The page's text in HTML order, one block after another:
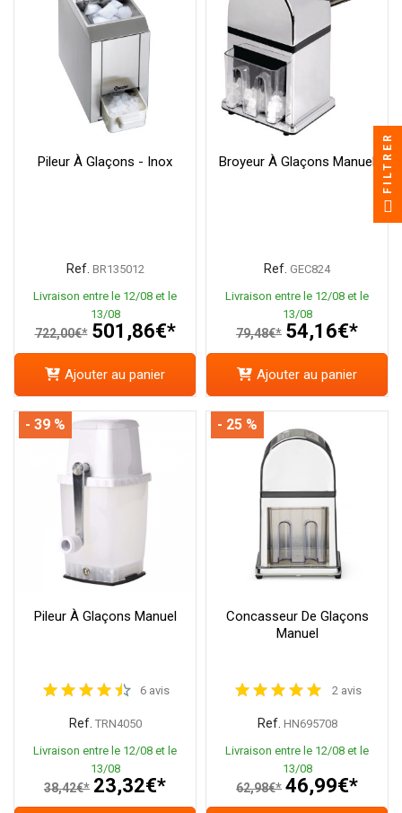
Pileur À Glaçons - Inox
Ref. BR135012
Livraison entre le 12/08 et le
13/08
722,00€* 501,86€*
Ajouter au panier
Broyeur À Glaçons Manuel
Ref. GEC824
Livraison entre le 12/08 et le
13/08
79,48€* 54,16€*
Ajouter au panier
Pileur À Glaçons Manuel
6 avis
Ref. TRN4050
Livraison entre le 12/08 et le
13/08
38,42€* 23,32€*
- 39 %
Concasseur De Glaçons
Manuel
2 avis
Ref. HN695708
Livraison entre le 12/08 et le
13/08
62,98€* 46,99€*
- 25 %
FILTRER